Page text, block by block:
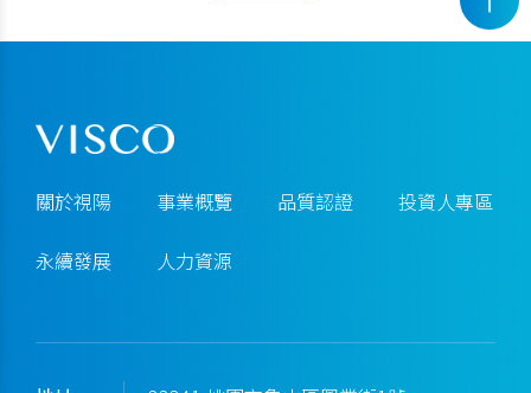
關於視陽 事業概覽 品質認證 投資人專區
永續發展 人力資源